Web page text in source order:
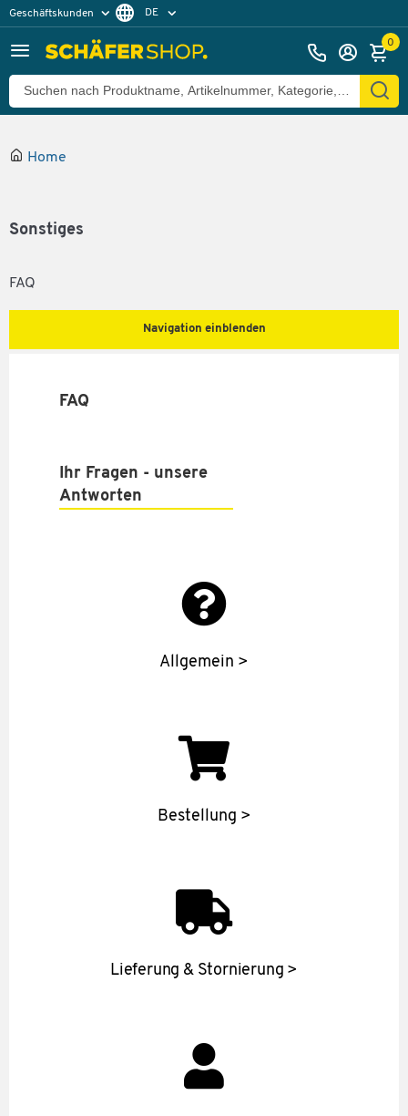
Geschäftskunden DE
0
Home
Sonstiges
FAQ
Navigation einblenden
FAQ
Ihr Fragen - unsere
Antworten
Allgemein >
Bestellung >
Lieferung & Stornierung >